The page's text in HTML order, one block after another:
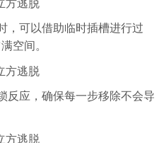
，可以借助临时插槽进行过
空间。
反应，确保每一步移除不会导